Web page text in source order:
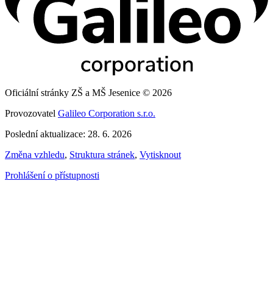
Oficiální stránky ZŠ a MŠ Jesenice © 2026
Provozovatel Galileo Corporation s.r.o.
Poslední aktualizace: 28. 6. 2026
Změna vzhledu, Struktura stránek, Vytisknout
Prohlášení o přístupnosti